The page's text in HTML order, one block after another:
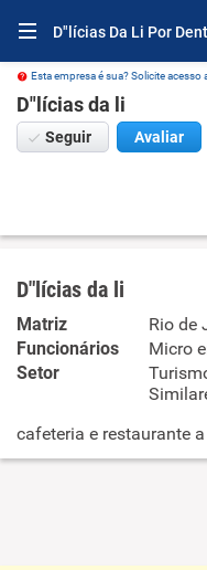
D"lícias Da Li Por
Esta empresa é sua? Solicite acesso
D"lícias da li
Seguir Avaliar
D"lícias da li
Matriz
Rio de
Funcionários
Micro
Setor
cafeteria e restaurante